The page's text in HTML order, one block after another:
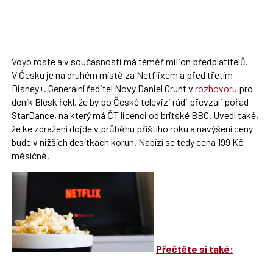
Voyo roste a v současnosti má téměř milion předplatitelů.
V Česku je na druhém místě za Netflixem a před třetím
Disney+. Generální ředitel Novy Daniel Grunt v rozhovoru pro
deník Blesk řekl, že by po České televizi rádi převzali pořad
StarDance, na který má ČT licenci od britské BBC. Uvedl také,
že ke zdražení dojde v průběhu příštího roku a navýšení ceny
bude v nižších desítkách korun. Nabízí se tedy cena 199 Kč
měsíčně.
Přečtěte si také: